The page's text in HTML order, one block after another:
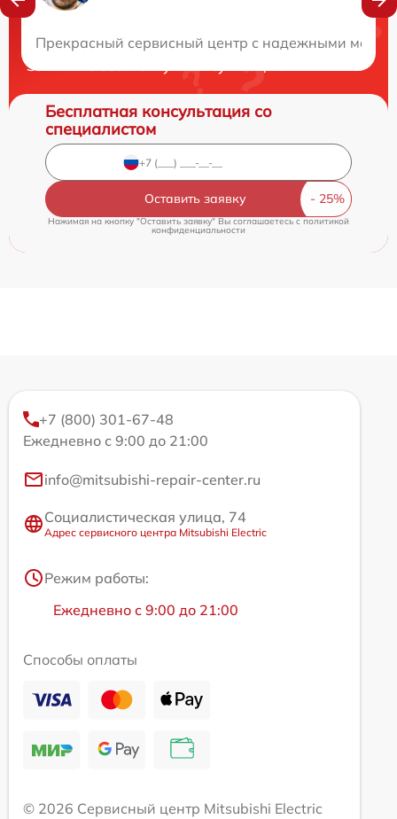
Прекрасный сервисный центр с надежными
Нужна консультация?
Закажите бесплатную консультацию
Бесплатная консультация со
специалистом
Оставить заявку
Нажимая на кнопку "Оставить заявку" Вы соглашаетесь c политикой
конфиденциальности
+7 (800) 301-67-48
Ежедневно с 9:00 до 21:00
info@mitsubishi-repair-center.ru
Социалистическая улица, 74
Адрес сервисного центра Mitsubishi Electric
Режим работы:
Ежедневно с 9:00 до 21:00
Способы оплаты
© 2026 Сервисный центр Mitsubishi Electric